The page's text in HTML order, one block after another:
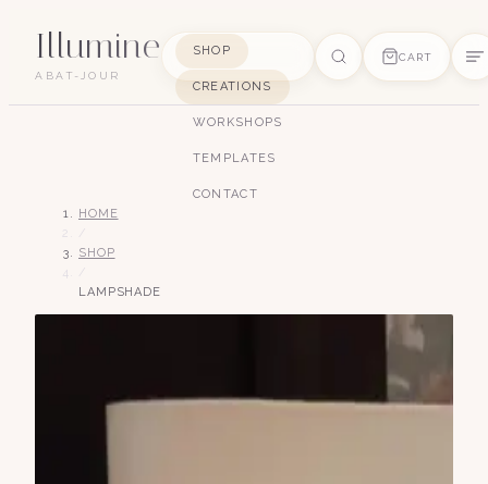
Illumine
ABAT-JOUR
SHOP
CREATIONS
WORKSHOPS
TEMPLATES
CONTACT
CART
HOME
SHOP
LAMPSHADE